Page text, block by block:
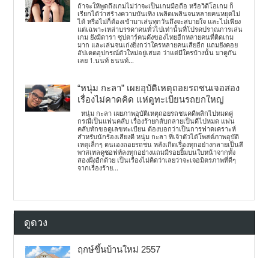
ถ้าจะให้พูดถึงเกมไม่ว่าจะเป็นเกมมือถือ หรือวิดีโอเกม ก็
เรียกได้ว่าสร้างความบันเทิง เพลิดเพลินจนหลายคนหยุดไม่
ได้ หรือไม่ก็ต้องเข้ามาเล่นทุกวันถึงจะสบายใจ และไม่เพียง
แต่เฉพาะเหล่าบรรดาคนทั่วไปเท่านั้นที่โปรดปราณการเล่น
เกม ยังมีดารา ซุปตาร์คนดังของไทยอีกหลายคนที่ติดเกม
มาก และเล่นจนเก่งยิ่งกว่าใครหลายคนเสียอีก แถมยังคอย
อัปเดตอุปกรณ์ตัวใหม่อยู่เสมอ ว่าแต่มีใครบ้างนั้น มาดูกัน
เลย 1.นนท์ ธนนท์...
“หนุ่ม กะลา” เผยอุบัติเหตุถอยรถชนเจอสอง
เรื่องไม่คาดคิด แห่ดูทะเบียนรถยกใหญ่
หนุ่ม กะลา เผยภาพอุบัติเหตุถอยรถชนคดีพลิกไปหมดคู่
กรณีเป็นแฟนคลับ เรื่องร้ายกลับกลายเป็นดีไปหมด แฟน
คลับทักขอดูเลขทะเบียน ต้องบอกว่าเป็นการฟาดเคราะห์
สำหรับนักร้องเสียงดี หนุ่ม กะลา ที่เจ้าตัวได้โพสต์ภาพอุบัติ
เหตุเล็กๆ ตนเองถอยรถชน หลังเกิดเรื่องทุกอย่างกลายเป็นสี
พาสเทลดูซอฟท์ลงทุกอย่างแถมมีรอยยิ้มบนใบหน้าจากทั้ง
สองฝั่งอีกด้วย เป็นเรื่องไม่คิดว่าเลยว่าจะเจอมิตรภาพที่ดีๆ
จากเรื่องร้าย...
ดูดวง
ฤกษ์ขึ้นบ้านใหม่ 2557